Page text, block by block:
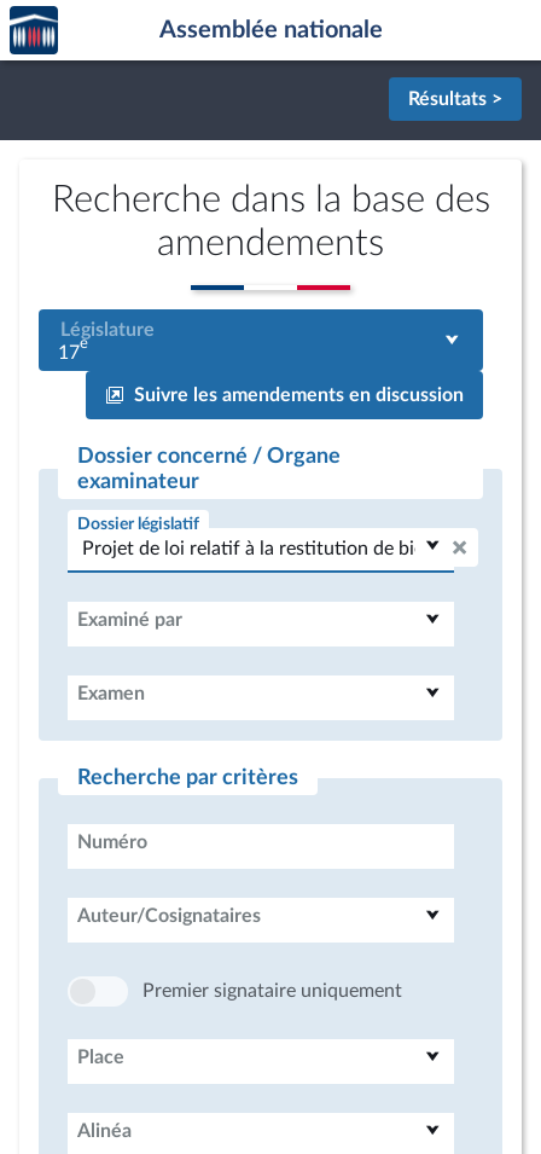
Aller au contenu
Aller en bas de la page
Accèder
à la
page
Assemblée nationale
Résultats >
Recherche dans la base des
amendements
Législature
17e
Suivre les amendements en discussion
Dossier concerné / Organe
examinateur
Dossier législatif
Examiné par
Examen
Recherche par critères
Numéro
Auteur/Cosignataires
Premier signataire uniquement
Place
Alinéa